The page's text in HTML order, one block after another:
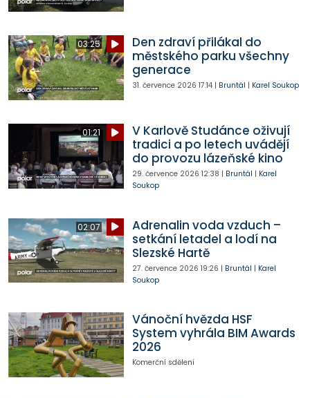
03:25
Den zdraví přilákal do
městského parku všechny
generace
31. července 2026 17:14| Bruntál | Karel Soukop
01:21
V Karlově Studánce oživují
tradici a po letech uvádějí
do provozu lázeňské kino
29. července 2026 12:38 | Bruntál | Karel
Soukop
02:07
Adrenalin voda vzduch –
setkání letadel a lodí na
Slezské Hartě
27. července 2026 19:26 | Bruntál | Karel
Soukop
Vánoční hvězda HSF
System vyhrála BIM Awards
2026
Komerční sdělení